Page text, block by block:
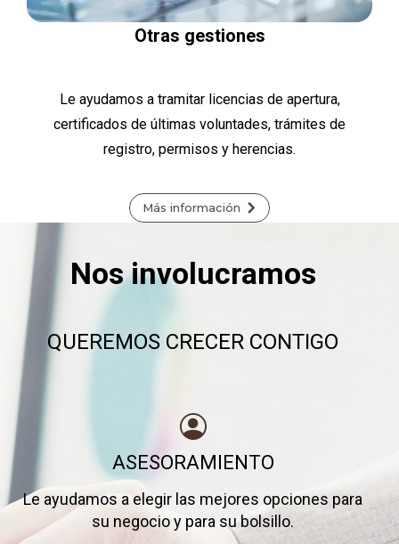
Otras gestiones
Le ayudamos a tramitar licencias de apertura,
certificados de últimas voluntades, trámites de
registro, permisos y herencias.
Más información
Nos involucramos
QUEREMOS CRECER CONTIGO
ASESORAMIENTO
Le ayudamos a elegir las mejores opciones para
su negocio y para su bolsillo.